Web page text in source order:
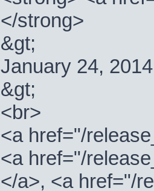
</strong>
&gt;
January 24, 2014
&gt;
<br>
<a href="/
<a href="/
</a>, <a href="/